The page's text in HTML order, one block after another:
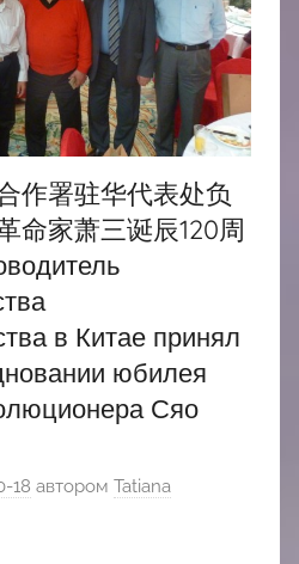
作署驻华代表处负
命家萧三诞辰120周
в Китае принял
юбилея
Сяо
18 автором Tatiana